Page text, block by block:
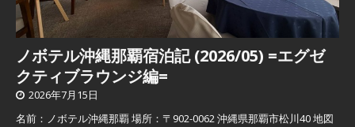
ノボテル沖縄那覇宿泊記 (2026/05) =エグゼ
クティブラウンジ編=
2026年7月15日
名前：ノボテル沖縄那覇 場所：〒902-0062 沖縄県那覇市松川40 地図